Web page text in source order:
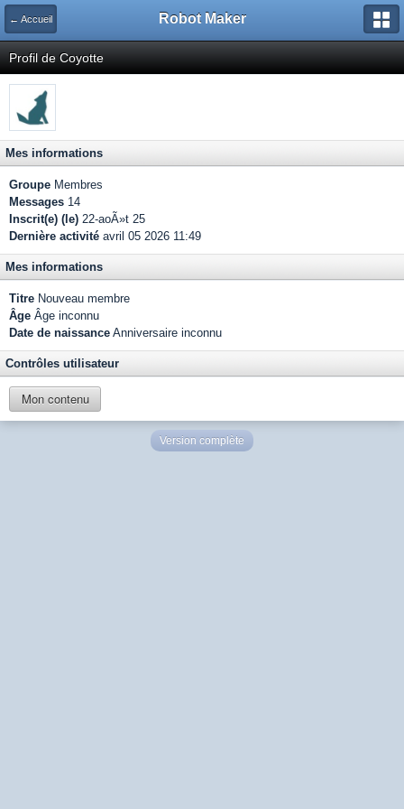
← Accueil Robot Maker
Profil de Coyotte
Mes informations
Groupe Membres
Messages 14
Inscrit(e) (le) 22-aoÃ»t 25
Dernière activité avril 05 2026 11:49
Mes informations
Titre Nouveau membre
Âge Âge inconnu
Date de naissance Anniversaire inconnu
Contrôles utilisateur
Mon contenu
Version complète